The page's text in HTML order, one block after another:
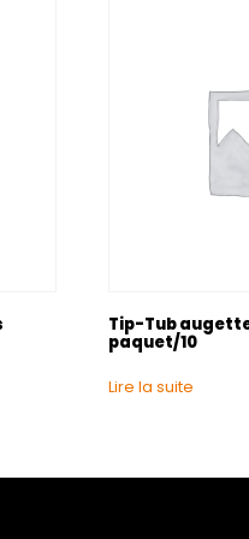
Tip-Tub
paquet/10
Lire la suite